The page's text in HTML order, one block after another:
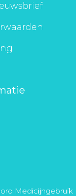
Medicijngebruik